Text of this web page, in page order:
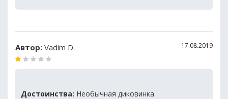
Автор: Vadim D. 17.08.2019
Достоинства: Необычная диковинка